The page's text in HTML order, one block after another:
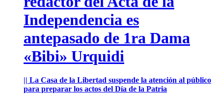
Independencia es
antepasado de 1ra Dama
«Bibi» Urquidi
|| La Casa de la Libertad suspende la atención al público
para preparar los actos del Día de la Patria